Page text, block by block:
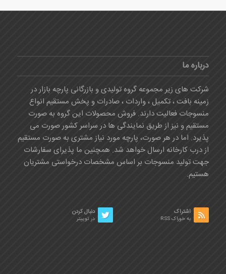
درباره ما
شرکت های زیر مجموعه گروه تولیدی و بازرگانی پارچه بازار در
زمینه بافت ، تکمیل ، واردات ، صادرات و پخش مستقیم انواع
منسوجات فعالیت دارند. فروش محصولات این گروه به صورت
مستقیم و نیز از طریق نمایندگی ها در سراسر کشور صورت می
پذیرد. اما در هر صورت، پارچه مورد نیاز مشتری به صورت مستقیم
از درب کارخانه ارسال خواهد شد. همچنین ما پذیرای سفارشات
جهت تولید منسوجات بر اساس مشخصات درخواستی مشتریان
هستیم.
دنبال کردن
در توییتر
اشتراک
به خوراک RSS